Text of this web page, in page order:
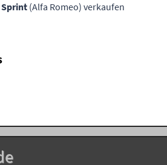
Sprint (Alfa Romeo) verkaufen